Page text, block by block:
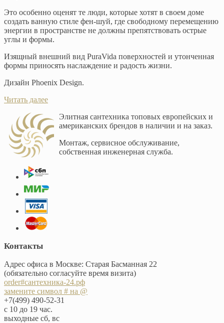
Это особенно оценят те люди, которые хотят в своем доме
создать ванную стиле фен-шуй, где свободному перемещению
энергии в пространстве не должны препятствовать острые
углы и формы.
Изящный внешний вид PuraVida поверхностей и утонченная
формы приносять наслаждение и радость жизни.
Дизайн Phoenix Design.
Читать далее
Элитная сантехника топовых европейских и
американских брендов в наличии и на заказ.
Монтаж, сервисное обслуживание,
собственная инженерная служба.
Контакты
Адрес офиса в Москве: Старая Басманная 22
(обязательно согласуйте время визита)
order#сантехника-24.рф
замените символ # на @
+7(499) 490-52-31
с 10 до 19 час.
выходные сб, вс